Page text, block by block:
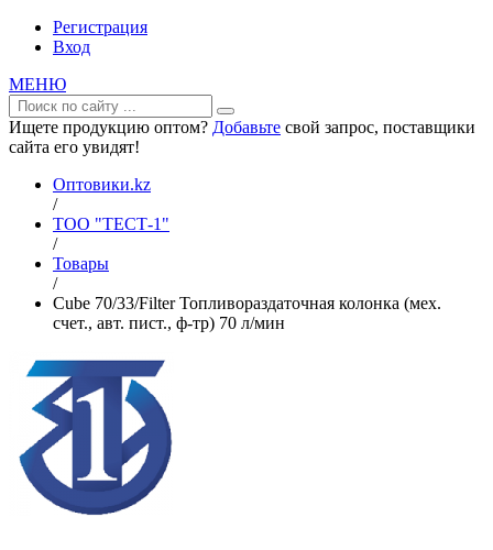
Регистрация
Вход
МЕНЮ
Ищете продукцию оптом? Добавьте свой запрос, поставщики
сайта его увидят!
Оптовики.kz
/
ТОО "ТЕСТ-1"
/
Товары
/
Cube 70/33/Filter Топливораздаточная колонка (мех.
счет., авт. пист., ф-тр) 70 л/мин